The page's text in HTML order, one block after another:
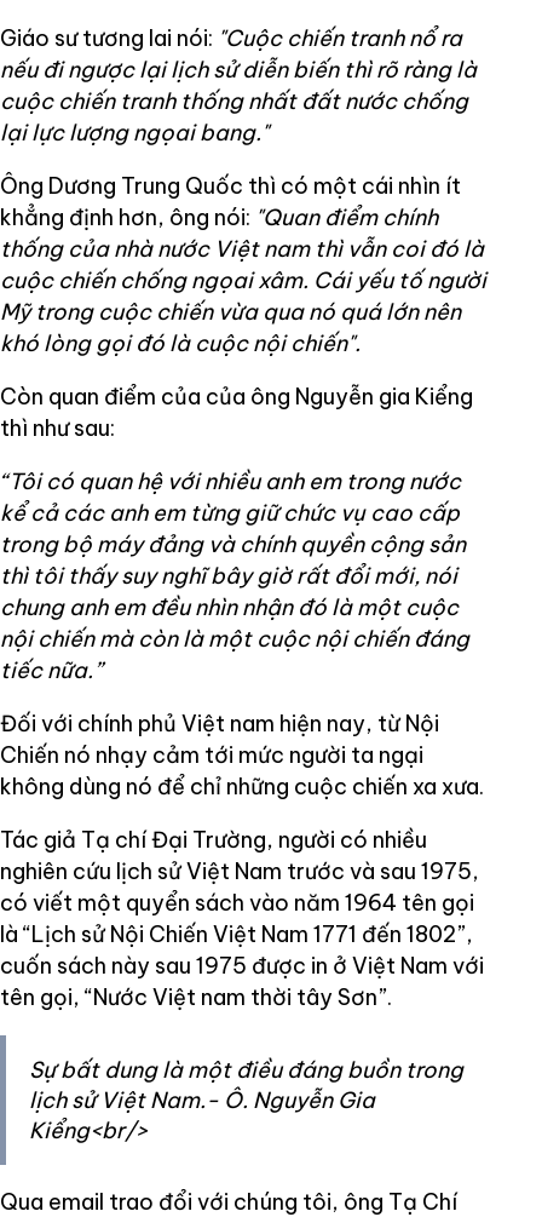
Giáo sư tương lai nói: "Cuộc chiến tranh nổ ra
nếu đi ngược lại lịch sử diễn biến thì rõ ràng là
cuộc chiến tranh thống nhất đất nước chống
lại lực lượng ngọai bang."
Ông Dương Trung Quốc thì có một cái nhìn ít
khẳng định hơn, ông nói: "Quan điểm chính
thống của nhà nước Việt nam thì vẫn coi đó là
cuộc chiến chống ngọai xâm. Cái yếu tố người
Mỹ trong cuộc chiến vừa qua nó quá lớn nên
khó lòng gọi đó là cuộc nội chiến".
Còn quan điểm của của ông Nguyễn gia Kiểng
thì như sau:
“Tôi có quan hệ với nhiều anh em trong nước
kể cả các anh em từng giữ chức vụ cao cấp
trong bộ máy đảng và chính quyền cộng sản
thì tôi thấy suy nghĩ bây giờ rất đổi mới, nói
chung anh em đều nhìn nhận đó là một cuộc
nội chiến mà còn là một cuộc nội chiến đáng
tiếc nữa.”
Đối với chính phủ Việt nam hiện nay, từ Nội
Chiến nó nhạy cảm tới mức người ta ngại
không dùng nó để chỉ những cuộc chiến xa xưa.
Tác giả Tạ chí Đại Trường, người có nhiều
nghiên cứu lịch sử Việt Nam trước và sau 1975,
có viết một quyển sách vào năm 1964 tên gọi
là “Lịch sử Nội Chiến Việt Nam 1771 đến 1802”,
cuốn sách này sau 1975 được in ở Việt Nam với
tên gọi, “Nước Việt nam thời tây Sơn”.
Sự bất dung là một điều đáng buồn trong
lịch sử Việt Nam.- Ô. Nguyễn Gia
Kiểng<br/>
Qua email trao đổi với chúng tôi, ông Tạ Chí